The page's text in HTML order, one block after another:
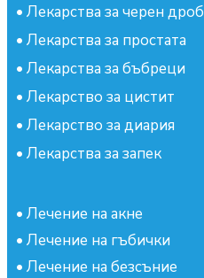
• Лекарства за черен дроб
• Лекарства за простата
• Лекарства за бъбреци
• Лекарство за цистит
• Лекарство за диария
• Лекарства за запек
• Лечение на акне
• Лечение на гъбички
• Лечение на безсъние